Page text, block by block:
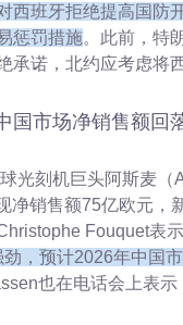
西班牙拒绝提高国防
惩罚措施。此前，特
承诺，北约应考虑将
国市场净销售额回
光刻机巨头阿斯麦（
净销售额75亿欧元，
Fouquet表示
，预计2026年中国
也在电话会上表示